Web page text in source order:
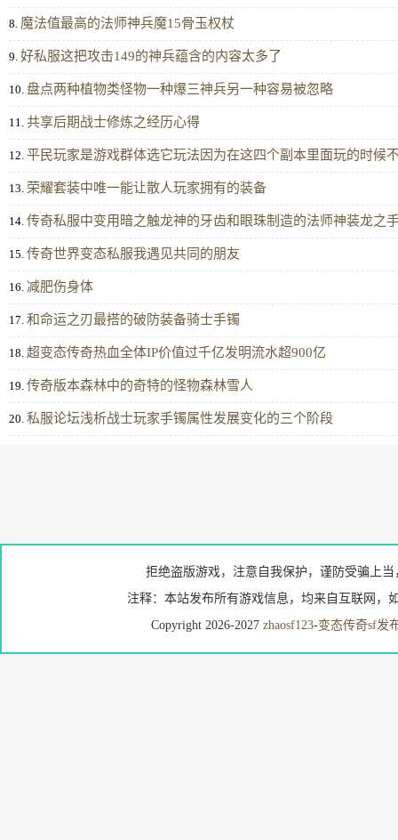
8. 魔法值最高的法师神兵魔15骨玉权杖
9. 好私服这把攻击149的神兵蕴含的内容太多了
10. 盘点两种植物类怪物一种爆三神兵另一种容易被忽略
11. 共享后期战士修炼之经历心得
12. 平民玩家是游戏群体选它玩法因为在这四个副本里面玩的时候
13. 荣耀套装中唯一能让散人玩家拥有的装备
14. 传奇私服中变用暗之触龙神的牙齿和眼珠制造的法师神装龙之
15. 传奇世界变态私服我遇见共同的朋友
16. 减肥伤身体
17. 和命运之刃最搭的破防装备骑士手镯
18. 超变态传奇热血全体IP价值过千亿发明流水超900亿
19. 传奇版本森林中的奇特的怪物森林雪人
20. 私服论坛浅析战士玩家手镯属性发展变化的三个阶段
拒绝盗版游戏，注意自我保护，谨防受骗上
注释：本站发布所有游戏信息，均来自互联网，
Copyright 2026-2027 zhaosf123-变态传奇sf发